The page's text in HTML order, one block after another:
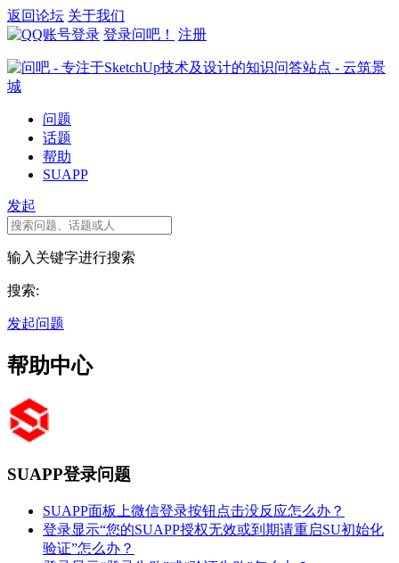
返回论坛 关于我们
登录问吧！
注册
问题
话题
帮助
SUAPP
发起
输入关键字进行搜索
搜索:
发起问题
帮助中心
SUAPP登录问题
SUAPP面板上微信登录按钮点击没反应怎么办？
登录显示“您的SUAPP授权无效或到期请重启SU初始化
验证”怎么办？